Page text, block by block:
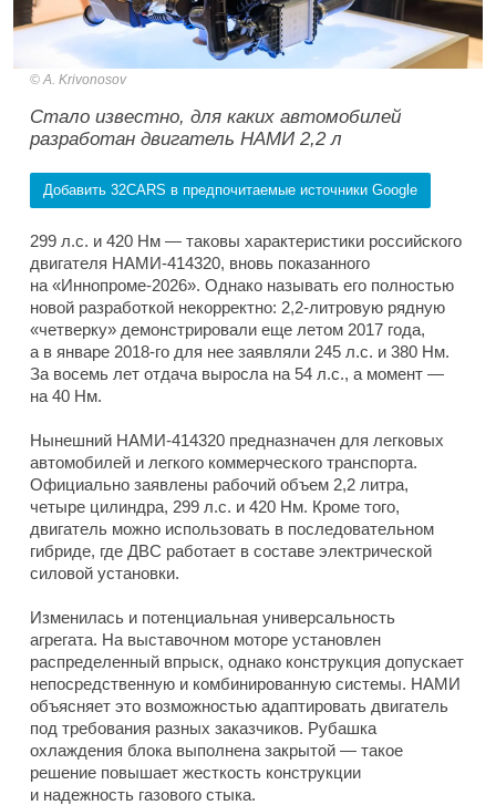
A. Krivonosov
Стало известно, для каких автомобилей
разработан двигатель НАМИ 2,2 л
Добавить 32CARS в предпочитаемые источники Google
299 л.с. и 420 Нм — таковы характеристики российского
двигателя НАМИ-414320, вновь показанного
на «Иннопроме-2026». Однако называть его полностью
новой разработкой некорректно: 2,2-литровую рядную
«четверку» демонстрировали еще летом 2017 года,
а в январе 2018-го для нее заявляли 245 л.с. и 380 Нм.
За восемь лет отдача выросла на 54 л.с., а момент —
на 40 Нм.
Нынешний НАМИ-414320 предназначен для легковых
автомобилей и легкого коммерческого транспорта.
Официально заявлены рабочий объем 2,2 литра,
четыре цилиндра, 299 л.с. и 420 Нм. Кроме того,
двигатель можно использовать в последовательном
гибриде, где ДВС работает в составе электрической
силовой установки.
Изменилась и потенциальная универсальность
агрегата. На выставочном моторе установлен
распределенный впрыск, однако конструкция допускает
непосредственную и комбинированную системы. НАМИ
объясняет это возможностью адаптировать двигатель
под требования разных заказчиков. Рубашка
охлаждения блока выполнена закрытой — такое
решение повышает жесткость конструкции
и надежность газового стыка.